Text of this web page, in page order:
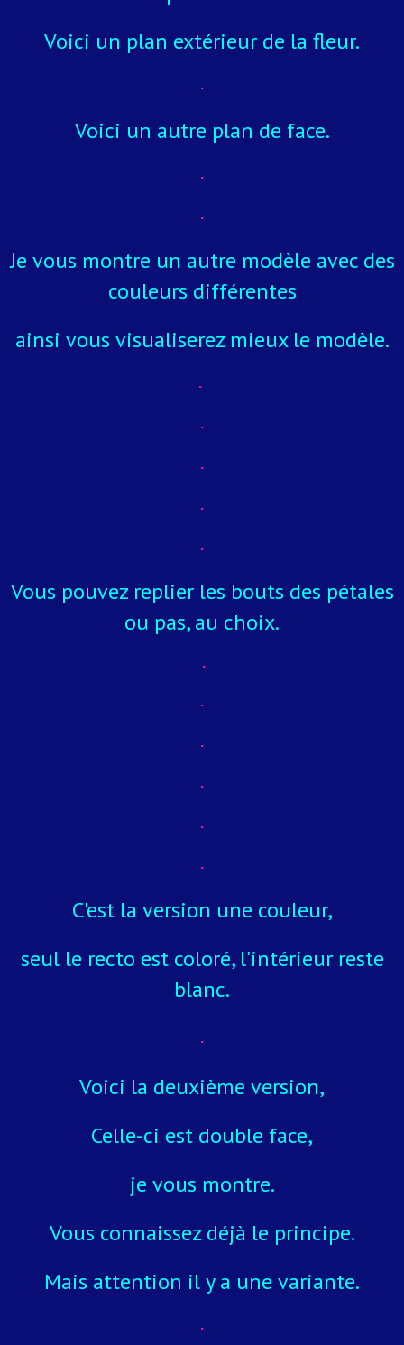
Voici un plan extérieur de la fleur.
Voici un autre plan de face.
Je vous montre un autre modèle avec des
couleurs différentes
ainsi vous visualiserez mieux le modèle.
Vous pouvez replier les bouts des pétales
ou pas, au choix.
C'est la version une couleur,
seul le recto est coloré, l'intérieur reste
blanc.
Voici la deuxième version,
Celle-ci est double face,
je vous montre.
Vous connaissez déjà le principe.
Mais attention il y a une variante.